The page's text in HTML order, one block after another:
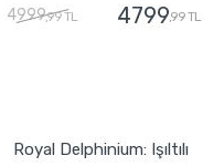
4999,99 TL 4799,99 TL
Royal Delphinium: Işıltılı